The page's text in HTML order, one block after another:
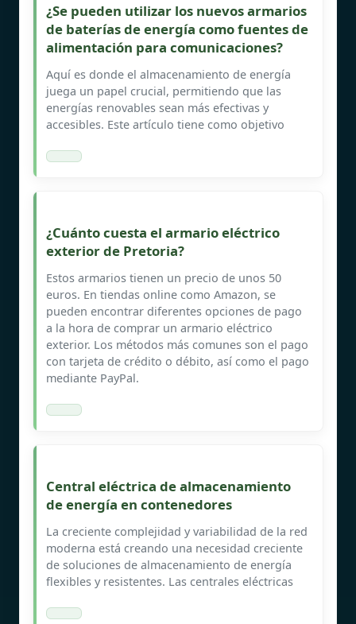
¿Se pueden utilizar los nuevos armarios
de baterías de energía como fuentes de
alimentación para comunicaciones?
Aquí es donde el almacenamiento de energía
juega un papel crucial, permitiendo que las
energías renovables sean más efectivas y
accesibles. Este artículo tiene como objetivo
¿Cuánto cuesta el armario eléctrico
exterior de Pretoria?
Estos armarios tienen un precio de unos 50
euros. En tiendas online como Amazon, se
pueden encontrar diferentes opciones de pago
a la hora de comprar un armario eléctrico
exterior. Los métodos más comunes son el pago
con tarjeta de crédito o débito, así como el pago
mediante PayPal.
Central eléctrica de almacenamiento
de energía en contenedores
La creciente complejidad y variabilidad de la red
moderna está creando una necesidad creciente
de soluciones de almacenamiento de energía
flexibles y resistentes. Las centrales eléctricas